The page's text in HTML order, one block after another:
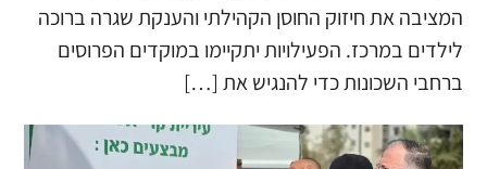
המציבה את חיזוק החוסן הקהילתי והענקת שגרה ברוכה
לילדים במרכז. הפעילויות יתקיימו במוקדים הפרוסים
ברחבי השכונות כדי להנגיש את […]